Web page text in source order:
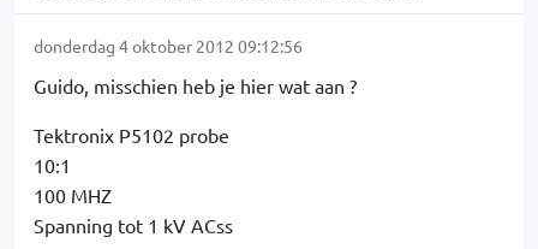
donderdag 4 oktober 2012 09:12:56
Guido, misschien heb je hier wat aan ?
Tektronix P5102 probe
10:1
100 MHZ
Spanning tot 1 kV ACss